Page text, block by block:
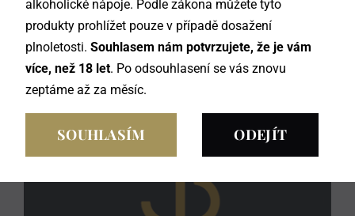
Hibernal 2023
alkoholické nápoje. Podle zákona můžete tyto
produkty prohlížet pouze v případě dosažení
plnoletosti. Souhlasem nám potvrzujete, že je vám
více, než 18 let. Po odsouhlasení se vás znovu
zeptáme až za měsíc.
SOUHLASÍM ODEJÍT